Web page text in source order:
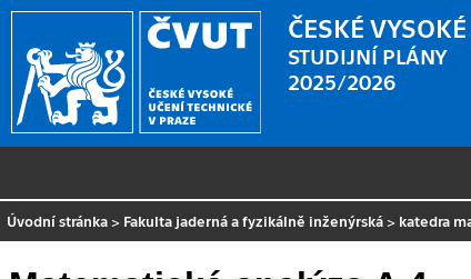
ČESKÉ
STUDIJNÍ PLÁNY
2025/2026
Úvodní stránka > Fakulta jaderná a fyzikálně inženýrská > katedra